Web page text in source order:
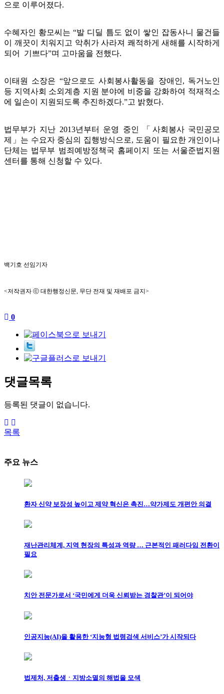
으로 이루어졌다.
수혜자인 황모씨는 “발 디딜 틈도 없이 쌓인 잡동사니 물건들
이 깨끗이 치워지고 악취가 사라져 쾌적하게 새해를 시작하게
되어 기쁘다”며 고마움을 전했다.
이태원 소장은 “앞으로도 사회봉사활동을 장애인, 독거노인
등 지역사회 소외계층 지원 분야에 비중을 강화하여 적재적소
에 일손이 지원되도록 추진하겠다.”고 밝혔다.
법무부가 지난 2013년부터 운영 중인 「사회봉사 국민공모
제」는 수요자 중심의 집행방식으로, 도움이 필요한 개인이나
단체는 법무부 범죄예방정책국 홈페이지 또는 서울준법지원
센터를 통해 신청할 수 있다.
백기호 선임기자
<저작권자 ⓒ 대한행정신문, 무단 전재 및 재배포 금지>
0
댓글목록
등록된 댓글이 없습니다.
목록
주요 뉴스
환자 신약 보장성 높이고 제약 혁신은 촉진…약가제도 개편안 의결
재난관리체계, 지역 현장의 특성과 역량 … 근본적인 패러다임 전환이
필요
치안 전문가로서 ‘국민에게 더욱 신뢰받는 경찰관’이 되어야
인공지능(AI)을 활용한 ‘지능형 법령검색 서비스’가 시작되다
법제처, 저출생ㆍ지방소멸의 해법을 모색